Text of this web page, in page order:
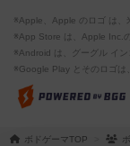
※Apple、Apple のロゴ は、
※App Store は、Apple Inc.
※Android は、グーグル イン
※Google Play とそのロゴは
ボドゲーマTOP